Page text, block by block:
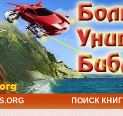
ПОИСК КНИГ